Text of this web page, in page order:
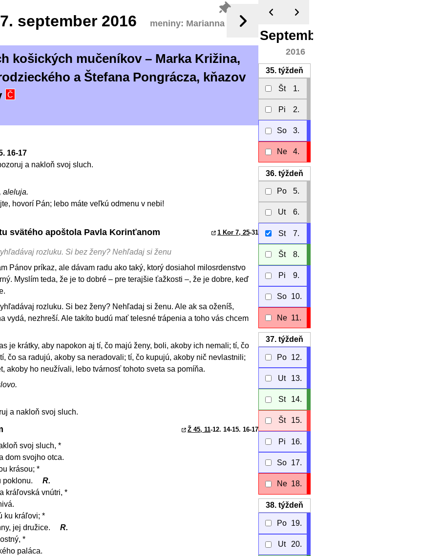
7. september 2016 meniny: Marianna
košických mučeníkov – Marka Križina,
a Štefana Pongrácza, kňazov
Č
16-17
a nakloň svoj sluch.
aleluja.
hovorí Pán; lebo máte veľkú odmenu v nebi!
svätého apoštola Pavla Korinťanom 1 Kor 7, 25-31
rozluku. Si bez ženy? Nehľadaj si ženu
Pánov príkaz, ale dávam radu ako taký, ktorý dosiahol milosrdenstvo
Myslím teda, že je to dobré – pre terajšie ťažkosti –, že je dobre, keď
rozluku. Si bez ženy? Nehľadaj si ženu. Ale ak sa oženíš,
vydá, nezhreší. Ale takíto budú mať telesné trápenia a toho vás chcem
je krátky, aby napokon aj tí, čo majú ženy, boli, akoby ich nemali; tí, čo
čo sa radujú, akoby sa neradovali; tí, čo kupujú, akoby nič nevlastnili;
akoby ho neužívali, lebo tvárnosť tohoto sveta sa pomíňa.
a nakloň svoj sluch.
Ž 45, 11-12. 14-15. 16-17
svoj sluch, *
dom svojho otca.
krásou; *
poklonu.
R.
kráľovská vnútri, *
ku kráľovi; *
jej družice.
R.
*
paláca.
September
2016
35.týždeň
Št 1.
Pi 2.
So 3.
Ne 4.
36.týždeň
Po 5.
Ut 6.
St 7.
Št 8.
Pi 9.
So 10.
Ne 11.
37.týždeň
Po 12.
Ut 13.
St 14.
Št 15.
Pi 16.
So 17.
Ne 18.
38.týždeň
Po 19.
Ut 20.